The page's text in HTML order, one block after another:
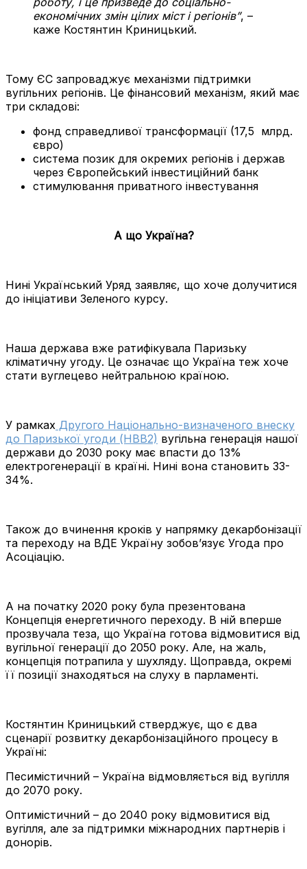
економічних змін цілих міст і регіонів”, –
каже Костянтин Криницький.
Тому ЄС запроваджує механізми підтримки
вугільних регіонів. Це фінансовий механізм, який має
три складові:
фонд справедливої трансформації (17,5 млрд.
євро)
система позик для окремих регіонів і держав
через Європейський інвестиційний банк
стимулювання приватного інвестування
А що Україна?
Нині Український Уряд заявляє, що хоче долучитися
до ініціативи Зеленого курсу.
Наша держава вже ратифікувала Паризьку
кліматичну угоду. Це означає що Україна теж хоче
стати вуглецево нейтральною країною.
У рамках Другого Національно-визначеного внеску
до Паризької угоди (НВВ2) вугільна генерація нашої
держави до 2030 року має впасти до 13%
електрогенерації в країні. Нині вона становить 33-
34%.
Також до вчинення кроків у напрямку декарбонізації
та переходу на ВДЕ Україну зобов’язує Угода про
Асоціацію.
А на початку 2020 року була презентована
Концепція енергетичного переходу. В ній вперше
прозвучала теза, що Україна готова відмовитися від
вугільної генерації до 2050 року. Але, на жаль,
концепція потрапила у шухляду. Щоправда, окремі
її позиції знаходяться на слуху в парламенті.
Костянтин Криницький стверджує, що є два
сценарії розвитку декарбонізаційного процесу в
Україні:
Песимістичний – Україна відмовляється від вугілля
до 2070 року.
Оптимістичний – до 2040 року відмовитися від
вугілля, але за підтримки міжнародних партнерів і
донорів.